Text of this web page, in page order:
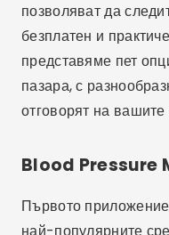
позволяват да
безплатен и
представяме пет
пазара, с
отговорят на
Blood Pressure
Първото